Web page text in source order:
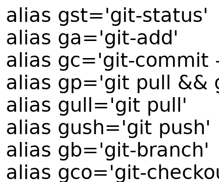
alias gst='git-status'
alias ga='git-add'
alias gc='git-commit
alias gp='git pull &&
alias gull='git pull'
alias gush='git push'
alias gb='git-branch'
alias gco='git-